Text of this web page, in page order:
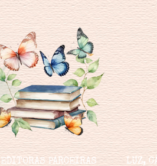
EDITORAS PARCEIRAS LUZ,